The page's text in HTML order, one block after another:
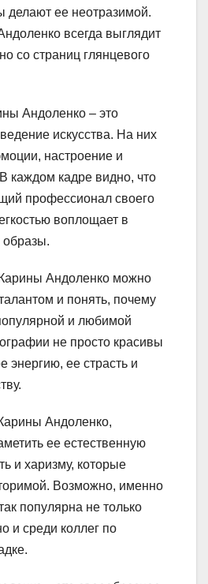
делают ее неотразимой.
всегда выглядит
со страниц глянцевого
Андоленко – это
искусства. На них
настроение и
каждом кадре видно, что
профессионал своего
воплощает в
образы.
Андоленко можно
и понять, почему
и любимой
не просто красивы
энергию, ее страсть и
Андоленко,
ее естественную
и харизму, которые
Возможно, именно
популярна не только
и среди коллег по